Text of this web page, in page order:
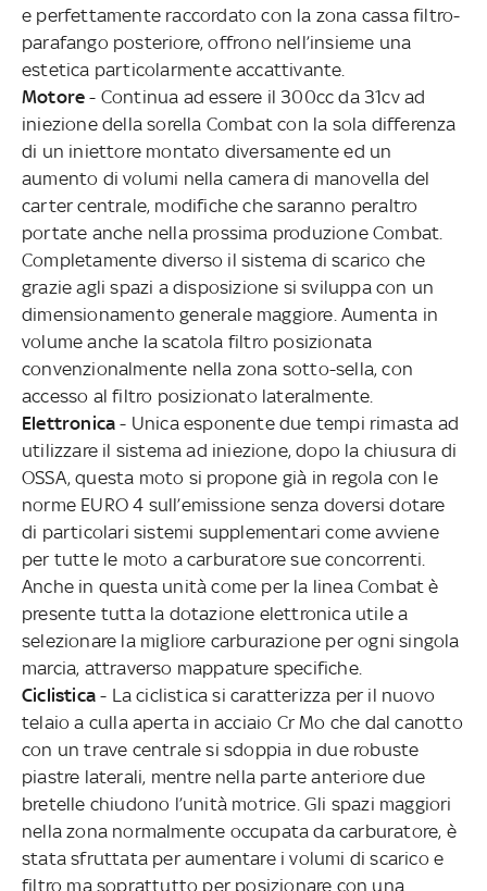
e perfettamente raccordato con la zona cassa filtro-
parafango posteriore, offrono nell’insieme una
estetica particolarmente accattivante.
Motore- Continua ad essere il 300cc da 31cv ad
iniezione della sorella Combat con la sola differenza
di un iniettore montato diversamente ed un
aumento di volumi nella camera di manovella del
carter centrale, modifiche che saranno peraltro
portate anche nella prossima produzione Combat.
Completamente diverso il sistema di scarico che
grazie agli spazi a disposizione si sviluppa con un
dimensionamento generale maggiore. Aumenta in
volume anche la scatola filtro posizionata
convenzionalmente nella zona sotto-sella, con
accesso al filtro posizionato lateralmente.
Elettronica - Unica esponente due tempi rimasta ad
utilizzare il sistema ad iniezione, dopo la chiusura di
OSSA, questa moto si propone già in regola con le
norme EURO 4 sull’emissione senza doversi dotare
di particolari sistemi supplementari come avviene
per tutte le moto a carburatore sue concorrenti.
Anche in questa unità come per la linea Combat è
presente tutta la dotazione elettronica utile a
selezionare la migliore carburazione per ogni singola
marcia, attraverso mappature specifiche.
Ciclistica- La ciclistica si caratterizza per il nuovo
telaio a culla aperta in acciaio Cr Mo che dal canotto
con un trave centrale si sdoppia in due robuste
piastre laterali, mentre nella parte anteriore due
bretelle chiudono l’unità motrice. Gli spazi maggiori
nella zona normalmente occupata da carburatore, è
stata sfruttata per aumentare i volumi di scarico e
filtro ma soprattutto per posizionare con una